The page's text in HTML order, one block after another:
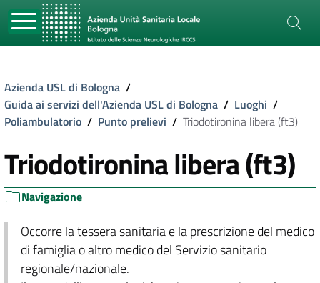
Azienda USL di Bologna /
Guida ai servizi dell'Azienda USL di Bologna / Luoghi /
Poliambulatorio / Punto prelievi / Triodotironina libera (ft3)
Triodotironina libera (ft3)
Navigazione
Occorre la tessera sanitaria e la prescrizione del medico
di famiglia o altro medico del Servizio sanitario
regionale/nazionale.